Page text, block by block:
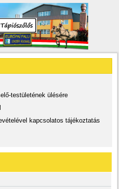
testületének ülésére
kapcsolatos tájékoztatás